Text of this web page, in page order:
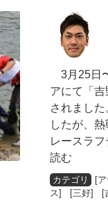
3月25日
アにて「
されまし
したが、
レースラ
読む
[
ス] [三好] [